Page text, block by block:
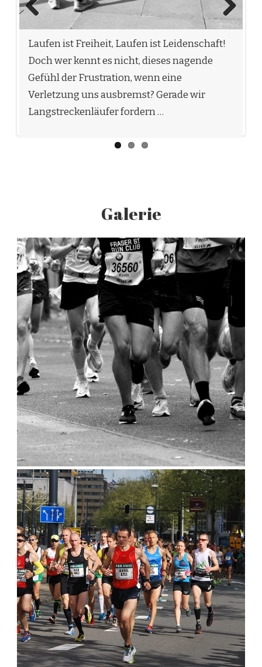
Laufen kann auch ein Familienevent sein.
Man muss ja nicht gleich einen Marathon
laufen, wenn man gemeinsam mit den
Kindern losläuft. Der Langsamste gibt das …
Previous Next